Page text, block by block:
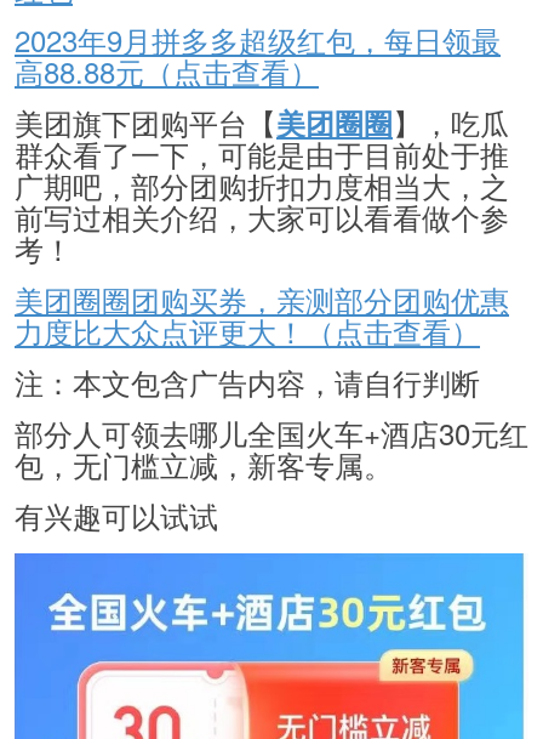
2023年9月拼多多超级红包，每日领最
高88.88元（点击查看）
美团旗下团购平台【美团圈圈】，吃瓜
群众看了一下，可能是由于目前处于推
广期吧，部分团购折扣力度相当大，之
前写过相关介绍，大家可以看看做个参
考！
美团圈圈团购买券，亲测部分团购优惠
力度比大众点评更大！（点击查看）
注：本文包含广告内容，请自行判断
部分人可领去哪儿全国火车+酒店30元红
包，无门槛立减，新客专属。
有兴趣可以试试